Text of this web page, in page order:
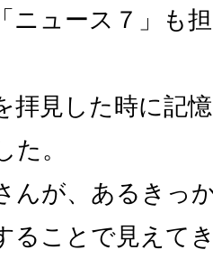
ニュース７」も
拝見した時に記
た。
んが、あるきっ
ることで見えて